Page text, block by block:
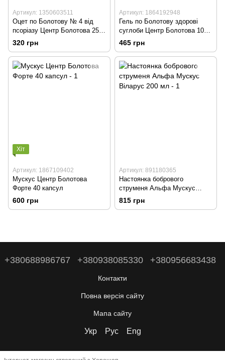
Артикул: 1350603511
Оцет по Болотову № 4 від
псоріазу Центр Болотова 250
мл
320 грн
Артикул: 1864192948
Гель по Болотову здорові
суглоби Центр Болотова 100
мл
465 грн
Хіт
Артикул: 1867109402
Мускус Центр Болотова
Форте 40 капсул
600 грн
Артикул: 891180365
Настоянка бобрового
струменя Альфа Мускус
Віларус 200 мл
815 грн
+380688986767 +380938085330 +380956683438
Контакти
Повна версія сайту
Мапа сайту
Укр Рус Eng